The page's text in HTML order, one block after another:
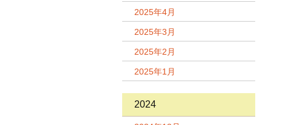
2025年4月
2025年3月
2025年2月
2025年1月
2024